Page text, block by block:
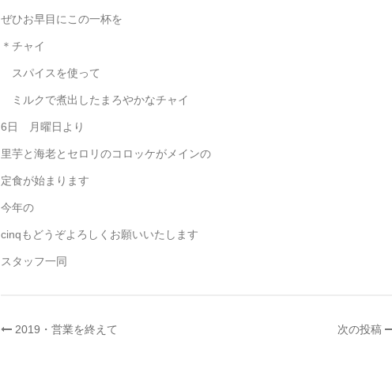
ぜひお早目にこの一杯を
＊チャイ
スパイスを使って
ミルクで煮出したまろやかなチャイ
6日 月曜日より
里芋と海老とセロリのコロッケがメインの
定食が始まります
今年の
cinqもどうぞよろしくお願いいたします
スタッフ一同
2019・営業を終えて 次の投稿